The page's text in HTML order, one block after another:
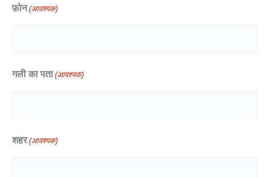
फ़ोन (आवश्यक)
गली का पता (आवश्यक)
शहर (आवश्यक)